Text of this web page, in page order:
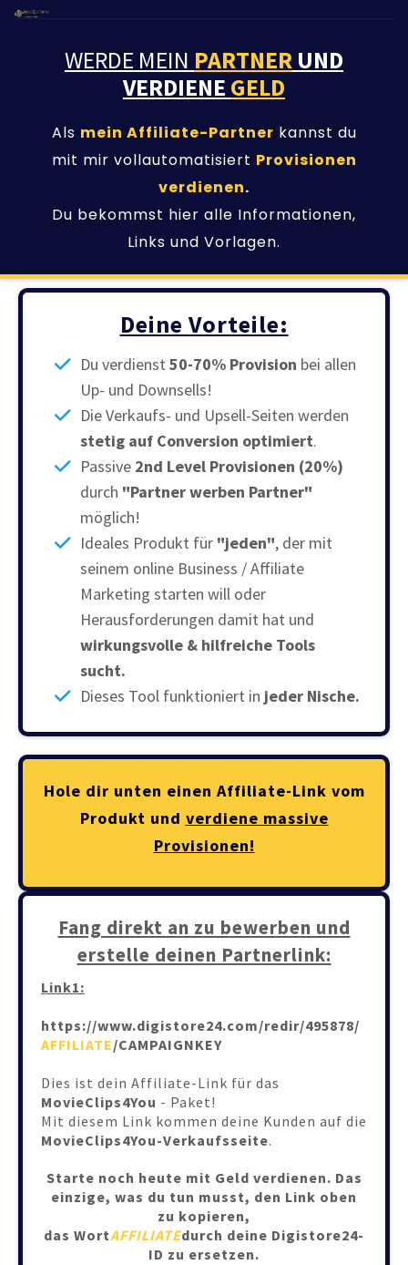
WERDE MEIN PARTNER UND
VERDIENE GELD
Als mein Affiliate-Partner kannst du
mit mir vollautomatisiert Provisionen
verdienen.
Du bekommst hier alle Informationen,
Links und Vorlagen.
Deine Vorteile:
Du verdienst 50-70% Provision bei allen
Up- und Downsells!
Die Verkaufs- und Upsell-Seiten werden
stetig auf Conversion optimiert.
Passive 2nd Level Provisionen (20%)
durch "Partner werben Partner"
möglich!
Ideales Produkt für "jeden", der mit
seinem online Business / Affiliate
Marketing starten will oder
Herausforderungen damit hat und
wirkungsvolle & hilfreiche Tools
sucht.
Dieses Tool funktioniert in jeder Nische.
Hole dir unten einen Affiliate-Link vom
Produkt und verdiene massive
Provisionen!
Fang direkt an zu bewerben und
erstelle deinen Partnerlink:
Link1:
https://www.digistore24.com/redir/495878/
AFFILIATE/CAMPAIGNKEY
Dies ist dein Affiliate-Link für das
MovieClips4You - Paket!
Mit diesem Link kommen deine Kunden auf die
MovieClips4You-Verkaufsseite.
Starte noch heute mit Geld verdienen. Das
einzige, was du tun musst, den Link oben
zu kopieren,
das WortAFFILIATEdurch deine Digistore24-
ID zu ersetzen.